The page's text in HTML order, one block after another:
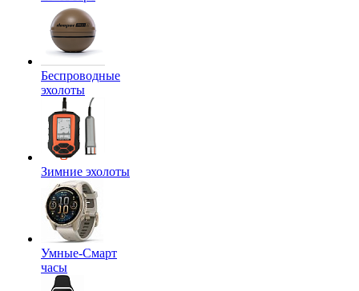
Беспроводные
эхолоты
Зимние эхолоты
Умные-Смарт
часы